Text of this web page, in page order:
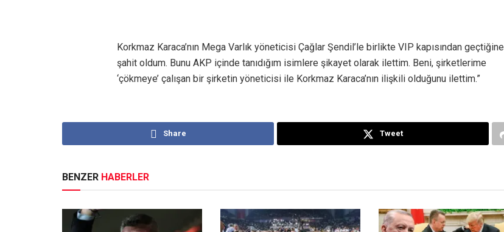
Korkmaz Karaca’nın Mega Varlık yöneticisi Çağlar Şendil’le birlikte VIP kapısından geçtiğine
şahit oldum. Bunu AKP içinde tanıdığım isimlere şikayet olarak ilettim. Beni, şirketlerime
‘çökmeye’ çalışan bir şirketin yöneticisi ile Korkmaz Karaca’nın ilişkili olduğunu ilettim.”
Share Tweet
BENZER HABERLER